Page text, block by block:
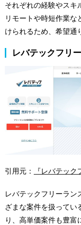
それぞれの経験やスキ
リモートや時短作業な
けられるため、希望通
レバテックフリ
引用元： 『レバテック
レバテックフリーラン
ざまな案件を扱ってい
り、高単価案件も豊